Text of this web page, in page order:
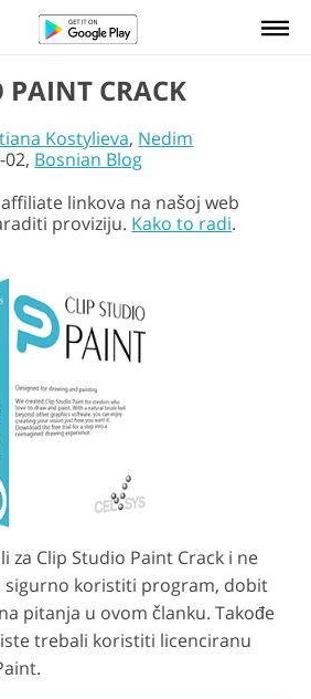
PAINT CRACK
Kostylieva, Nedim
02, Bosnian Blog
linkova na našoj web
proviziju. Kako to radi.
za Clip Studio Paint Crack i ne
sigurno koristiti program, dobit
pitanja u ovom članku. Takođe
trebali koristiti licenciranu